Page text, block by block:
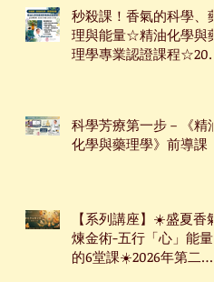
秒殺課！香氣的科學、藥
理與能量☆精油化學與藥
理學專業認證課程☆2026
科學芳療第一步－《精油
化學與藥理學》前導課
【系列講座】☀️盛夏香氣
煉金術-五行「心」能量
的6堂課☀️2026年第二季